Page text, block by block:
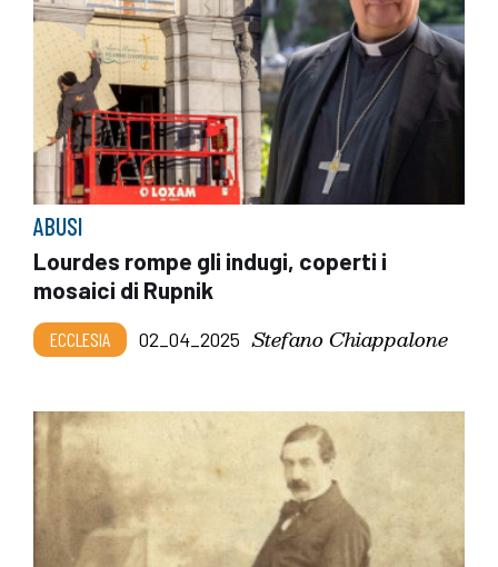
ABUSI
Lourdes rompe gli indugi, coperti i
mosaici di Rupnik
ECCLESIA 02_04_2025 Stefano Chiappalone